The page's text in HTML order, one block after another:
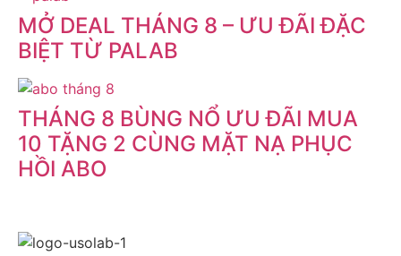
MỞ DEAL THÁNG 8 – ƯU ĐÃI ĐẶC
BIỆT TỪ PALAB
THÁNG 8 BÙNG NỔ ƯU ĐÃI MUA
10 TẶNG 2 CÙNG MẶT NẠ PHỤC
HỒI ABO